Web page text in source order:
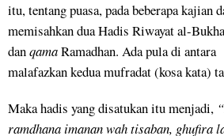
itu, tentang puasa, pada beberapa kajian
memisahkan dua Hadis Riwayat al-
danqamaRamadhan. Ada pula di
malafazkan kedua mufradat (kosa kata)
Maka hadis yang disatukan itu menjadi,
ramdhana imanan wah tisaban, ghufira